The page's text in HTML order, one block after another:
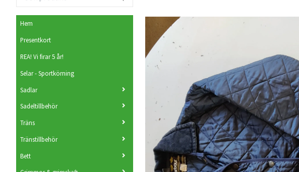
Hem
Presentkort
REA! Vi firar 5 år!
Selar - Sportkörning
Sadlar
Sadeltillbehör
Träns
Tränstillbehör
Bett